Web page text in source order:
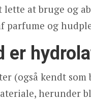
lette at bruge og
​​parfume og
er
(også kendt
herunder